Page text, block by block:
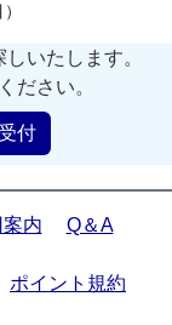
いたします。
ださい。
付
案内
Q＆A
ポイント規約